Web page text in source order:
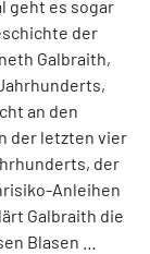
geht es sogar
der
Galbraith,
an den
der letzten vier
der
Anleihen
Gal­braith die
Blasen …